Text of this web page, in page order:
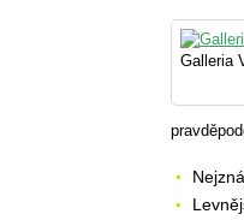
Galleria